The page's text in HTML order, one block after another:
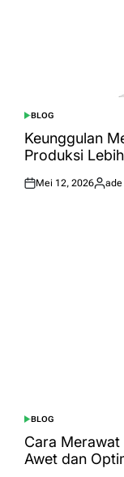
POSTED
IN
BLOG
Keunggulan
Produksi
Posted
Mei 12, 2026
Posted
ade
POSTED
IN
BLOG
Cara
Awet dan